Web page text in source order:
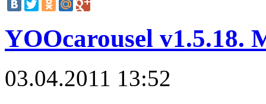
YOOcarousel v1.5.18.
03.04.2011 13:52